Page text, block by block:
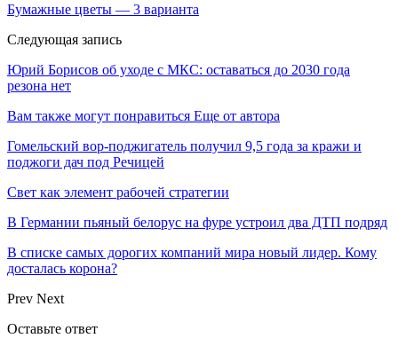
Бумажные цветы — 3 варианта
Следующая запись
Юрий Борисов об уходе с МКС: оставаться до 2030 года
резона нет
Вам также могут понравиться Еще от автора
Гомельский вор-поджигатель получил 9,5 года за кражи и
поджоги дач под Речицей
Свет как элемент рабочей стратегии
В Германии пьяный белорус на фуре устроил два ДТП подряд
В списке самых дорогих компаний мира новый лидер. Кому
досталась корона?
Prev Next
Оставьте ответ